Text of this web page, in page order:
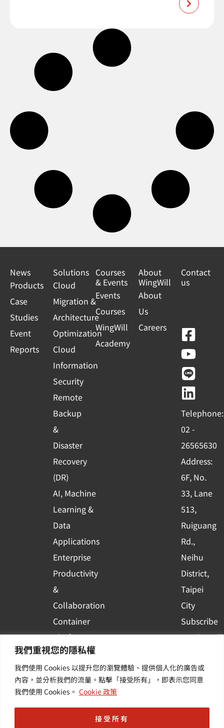
我們重視您的隱私權
我們使用 Cookies 以提升您的瀏覽體驗、提供個人化的廣告或
內容，並分析我們的流量。點擊「接受所有」，即表示您同意
我們使用 Cookies。 Cookie 政策
接受所有
News
Products
Case
Studies
Event
Reports
Solutions
Cloud
Migration &
Architecture
Optimization
Cloud
Information
Security
Remote
Backup
&
Disaster
Recovery
(DR)
AI, Machine
Learning &
Data
Applications
Enterprise
Productivity
&
Collaboration
Container
Platform
Applications
Others /
Value-
Courses
& Events
Events
Courses
WingWill
Academy
About
WingWill
About
Us
Careers
Contact
us
F
a
c
e
b
o
o
k
-
s
q
u
a
r
e
Y
o
u
t
u
b
e
L
i
n
e
L
i
n
k
e
d
i
n
Telephone:
02 -
26565630
Address:
6F, No.
33, Lane
513,
Ruiguang
Rd.,
Neihu
District,
Taipei
City
Subscribe
to WingWill
the latest
event and